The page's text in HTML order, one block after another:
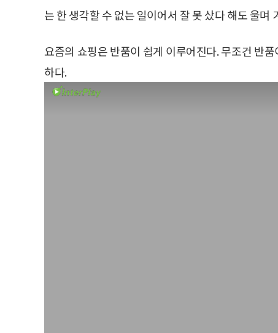
는 한 생각할 수 없는 일이어서 잘 못 샀다 해도 울며
요즘의 쇼핑은 반품이 쉽게 이루어진다. 무조건 반
하다.